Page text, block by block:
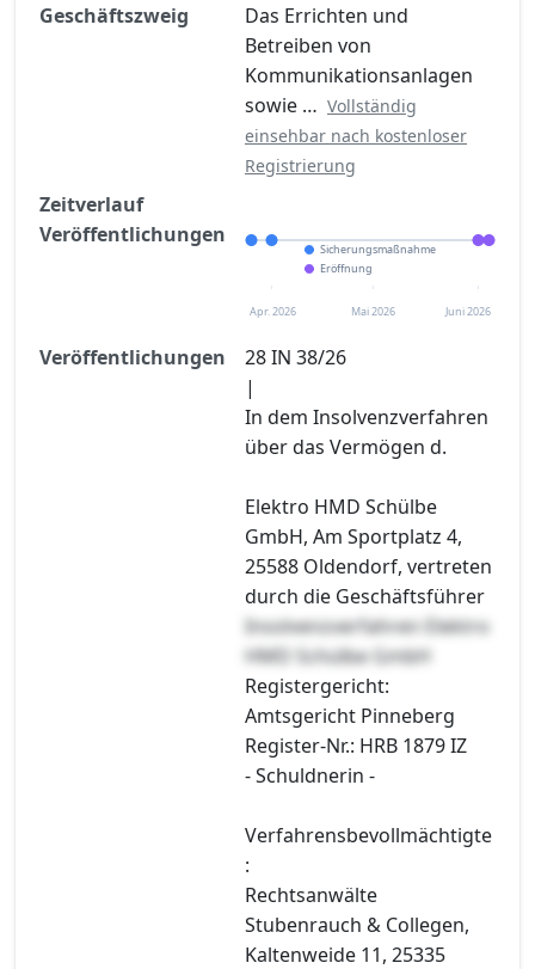
Geschäftszweig
Das Errichten und
Betreiben von
Kommunikationsanlagen
sowie … Vollständig
einsehbar nach kostenloser
Registrierung
Zeitverlauf
Veröffentlichungen
Sicherungsmaßnahme
Eröffnung
Apr. 2026 Mai 2026 Juni 2026
Veröffentlichungen
28 IN 38/26
|
In dem Insolvenzverfahren
über das Vermögen d.
Elektro HMD Schülbe
GmbH, Am Sportplatz 4,
25588 Oldendorf, vertreten
durch die Geschäftsführer
Insolvenzverfahren Elektro
HMD Schülbe GmbH
Registergericht:
Amtsgericht Pinneberg
Register-Nr.: HRB 1879 IZ
- Schuldnerin -
Verfahrensbevollmächtigte
:
Rechtsanwälte
Stubenrauch & Collegen,
Kaltenweide 11, 25335